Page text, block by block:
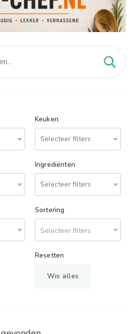
Keuken
Ingrediënten
Sortering
Selecteer filters
Resetten
Wis alles